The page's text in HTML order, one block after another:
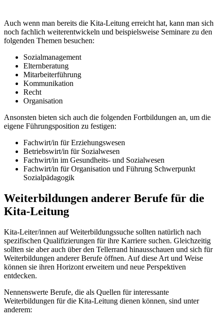
Auch wenn man bereits die Kita-Leitung erreicht hat, kann man sich
noch fachlich weiterentwickeln und beispielsweise Seminare zu den
folgenden Themen besuchen:
Sozialmanagement
Elternberatung
Mitarbeiterführung
Kommunikation
Recht
Organisation
Ansonsten bieten sich auch die folgenden Fortbildungen an, um die
eigene Führungsposition zu festigen:
Fachwirt/in für Erziehungswesen
Betriebswirt/in für Sozialwesen
Fachwirt/in im Gesundheits- und Sozialwesen
Fachwirt/in für Organisation und Führung Schwerpunkt
Sozialpädagogik
Weiterbildungen anderer Berufe für die
Kita-Leitung
Kita-Leiter/innen auf Weiterbildungssuche sollten natürlich nach
spezifischen Qualifizierungen für ihre Karriere suchen. Gleichzeitig
sollten sie aber auch über den Tellerrand hinausschauen und sich für
Weiterbildungen anderer Berufe öffnen. Auf diese Art und Weise
können sie ihren Horizont erweitern und neue Perspektiven
entdecken.
Nennenswerte Berufe, die als Quellen für interessante
Weiterbildungen für die Kita-Leitung dienen können, sind unter
anderem: